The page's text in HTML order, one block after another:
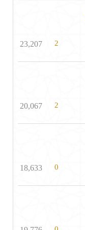
2
23,207
2
20,067
0
18,633